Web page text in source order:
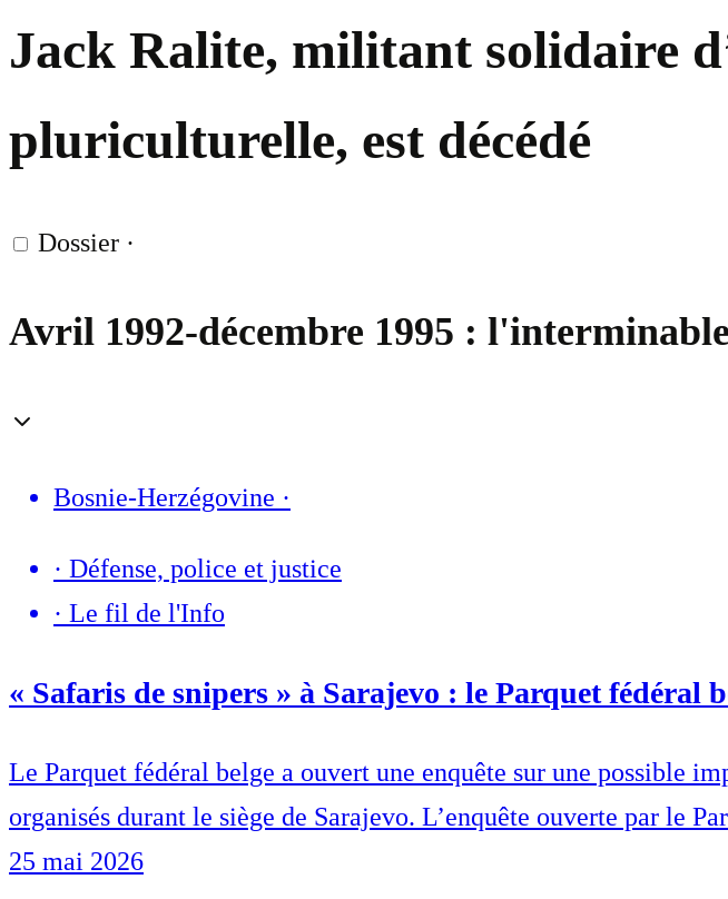
Jack Ralite, militant solidaire
pluriculturelle, est décédé
Dossier ·
Avril 1992-décembre 1995 :
Bosnie-Herzégovine ·
· Défense, police et justice
· Le fil de l'Info
« Safaris de snipers » à Sarajevo : le Parquet fédéral
Le Parquet fédéral belge a ouvert une enquête sur une possible
organisés durant le siège de Sarajevo. L’enquête ouverte par le
25 mai 2026